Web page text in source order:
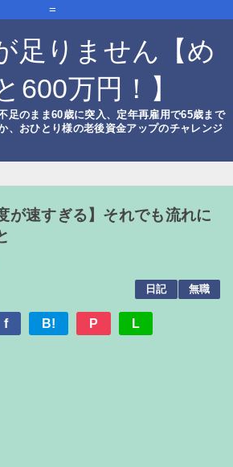
=
足りません【め
600万円！】
足のまま60歳に突入、定年再雇用で65歳まで
、おひとり様の老後資金アップのチャレンジ
が速すぎる】それでも流れに
日記
無職
f B! P L